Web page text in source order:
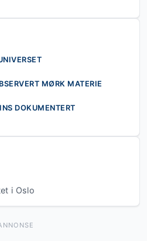
MØRK MATERIE
DOKUMENTERT
i Oslo